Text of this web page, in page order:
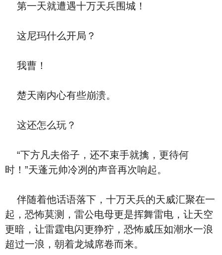
第一天就遭遇十万天兵围城！
这尼玛什么开局？
我曹！
楚天南内心有些崩溃。
这还怎么玩？
“下方凡夫俗子，还不束手就擒，更待何
时！”天蓬元帅冷冽的声音再次响起。
伴随着他话语落下，十万天兵的天威汇聚在一
起，恐怖莫测，雷公电母更是挥舞雷电，让天空
更暗，让雷霆电闪更狰狞，恐怖威压如潮水一浪
超过一浪，朝着龙城席卷而来。